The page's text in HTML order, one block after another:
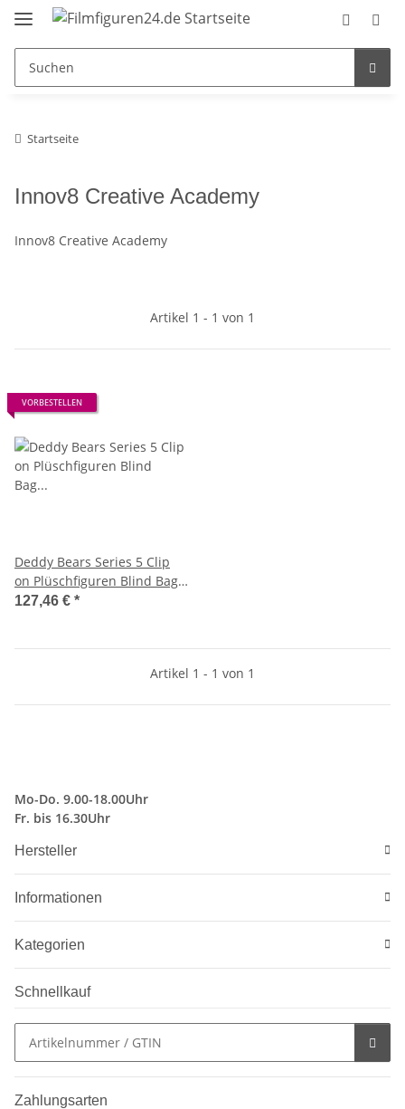
Startseite
Innov8 Creative Academy
Innov8 Creative Academy
Artikel 1 - 1 von 1
VORBESTELLEN
Deddy Bears Series 5 Clip
on Plüschfiguren Blind Bag
Gravity Fed 10 cm Sortiment
127,46 € *
Artikel 1 - 1 von 1
Mo-Do. 9.00-18.00Uhr
Fr. bis 16.30Uhr
Hersteller
Informationen
Kategorien
Schnellkauf
Zahlungsarten